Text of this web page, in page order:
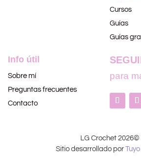
Cursos
Guías
Guías
Info útil
Sobre mí
Preguntas frecuentes
Contacto
para
LG Crochet 2026©
Sitio desarrollado por